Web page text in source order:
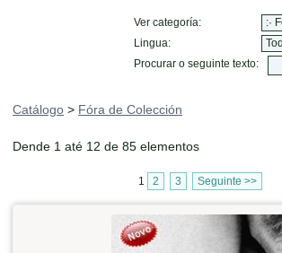
Ver categoría:
Lingua:
Procurar o seguinte texto:
Catálogo > Fóra de Colección
Dende 1 até 12 de 85 elementos
1 2 3 Seguinte >>